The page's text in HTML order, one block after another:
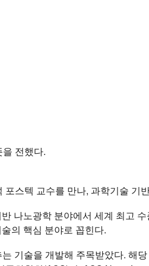
전했다.
스텍 교수를 만나, 과학기술
나노광학 분야에서 세계 최고
의 핵심 분야로 꼽힌다.
기술을 개발해 주목받았다. 해